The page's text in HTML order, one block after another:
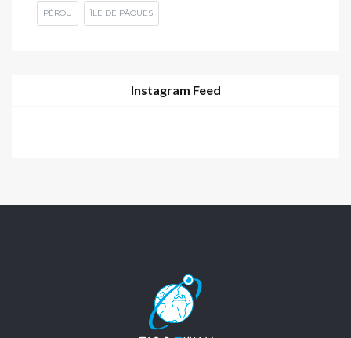
PÉROU ÎLE DE PÂQUES
Instagram Feed